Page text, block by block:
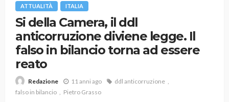
ATTUALITÀ ITALIA
Si della Camera, il ddl
anticorruzione diviene legge. Il
falso in bilancio torna ad essere
reato
Redazione 11 anni ago
ddl anticorruzione
falso in bilancio
Pietro Grasso